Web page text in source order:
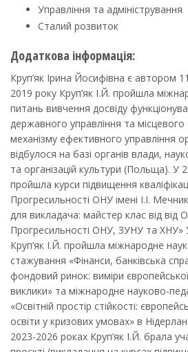
Управління та адміністрування
Сталий розвиток
Додаткова інформація:
Круп’як Ірина Йосифівна є автором
2019 року Круп’як І.Й. пройшла
питань вивчення досвіду
державного управління та
механізму ефективного управління
відбулося на базі органів влади,
та організацій культури (Польща). У
пройшла курси підвищення
Прогресильності ОНУ імені І.І.
для викладача: майстер клас від від
Прогресильності ОНУ, ЗУНУ та ХНУ»
Круп’як І.Й. пройшла міжнародне
стажування «Фінанси, банківська
фондовий ринок: виміри європейської
виклики» та міжнародне науково-
«Освітній простір стійкості:
освіти у кризових умовах» в
2023-2026 роках Круп’як І.Й. брала